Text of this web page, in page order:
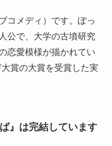
コメディ）です。ぽっ
公で、大学の古墳研究
恋愛模様が描かれてい
賞の大賞を受賞した実
』は完結しています